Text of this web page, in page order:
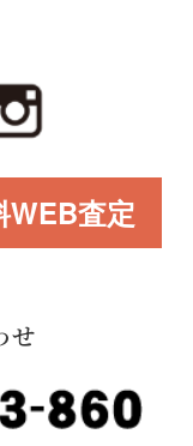
WEB査定
せ